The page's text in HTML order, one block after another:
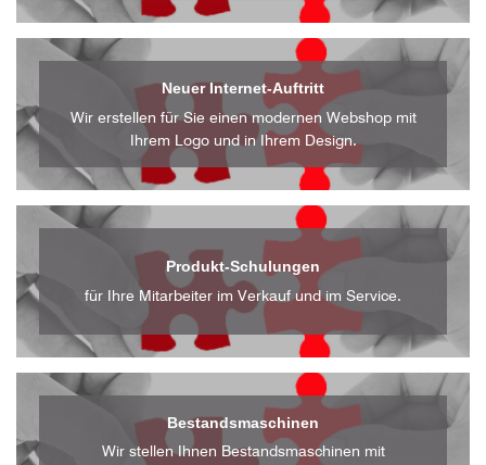
Neuer Internet-Auftritt
Wir erstellen für Sie einen modernen Webshop mit
Ihrem Logo und in Ihrem Design.
Produkt-Schulungen
für Ihre Mitarbeiter im Verkauf und im Service.
Bestandsmaschinen
Wir stellen Ihnen Bestandsmaschinen mit